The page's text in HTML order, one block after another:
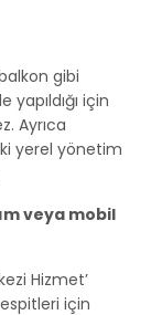
gibi
için
Ayrıca
yerel yönetim
veya mobil
Hizmet’
için